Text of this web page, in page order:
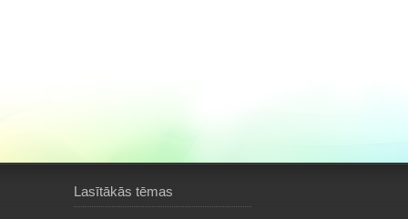
Lasītākās tēmas